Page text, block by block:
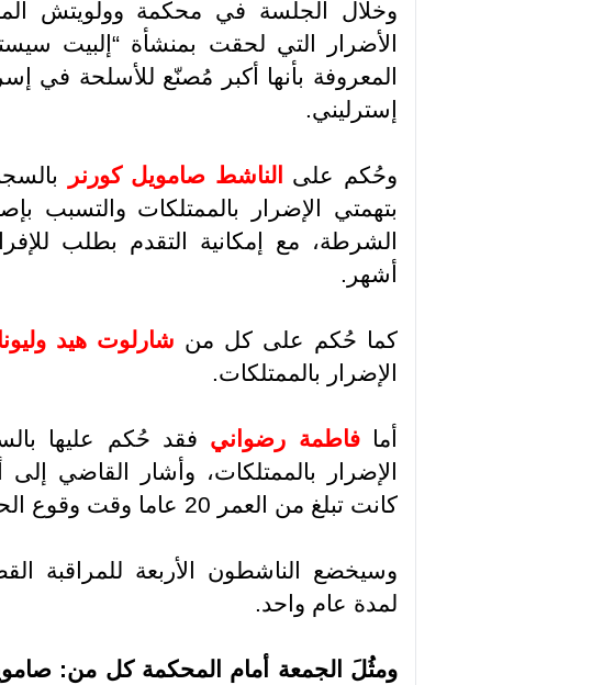
وخلال الجلسة في محكمة وولويتش
الأضرار التي لحقت بمنشأة “إلبيت
إسترليني.
وحُكم على الناشط صامويل كورنر
بتهمتي الإضرار بالممتلكات والتسبب
أشهر .
كما حُكم على كل من شارلوت هيد
الإضرار بالممتلكات.
أمافاطمة رضواني
الإضرار بالممتلكات، وأشار القاضي إلى
كانت تبلغ من العمر 20 عاما وقت وقوع الحادثة
وسيخضع الناشطون الأربعة للمراقبة
لمدة عام واحد.
ومثُلَ الجمعة أمام المحكمة كل من: